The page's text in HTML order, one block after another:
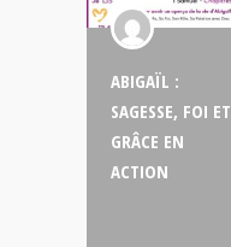
ABIGAÏL :
SAGESSE, FOI ET
GRÂCE EN
ACTION